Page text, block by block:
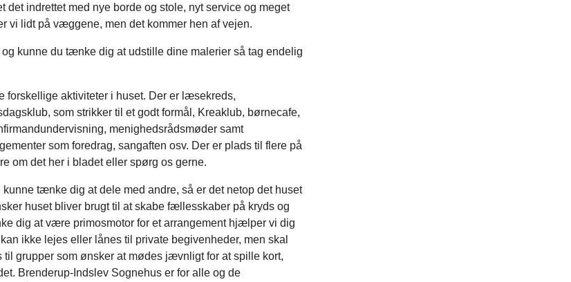
det indrettet med nye borde og stole, nyt service og meget
vi lidt på væggene, men det kommer hen af vejen.
kunne du tænke dig at udstille dine malerier så tag endelig
forskellige aktiviteter i huset. Der er læsekreds,
som strikker til et godt formål, Kreaklub, børnecafe,
menighedsrådsmøder samt
som foredrag, sangaften osv. Der er plads til flere på
om det her i bladet eller spørg os gerne.
kunne tænke dig at dele med andre, så er det netop det huset
huset bliver brugt til at skabe fællesskaber på kryds og
dig at være primosmotor for et arrangement hjælper vi dig
ikke lejes eller lånes til private begivenheder, men skal
til grupper som ønsker at mødes jævnligt for at spille kort,
Brenderup-Indslev Sognehus er for alle og de